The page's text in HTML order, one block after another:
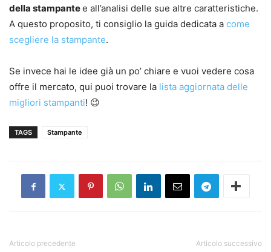
della stampantee all’analisi delle sue altre caratteristiche.
A questo proposito, ti consiglio la guida dedicata a come
scegliere la stampante.
Se invece hai le idee già un po’ chiare e vuoi vedere cosa
offre il mercato, qui puoi trovare la lista aggiornata delle
migliori stampanti! 😉
TAGS Stampante
Articolo precedente Articolo successivo